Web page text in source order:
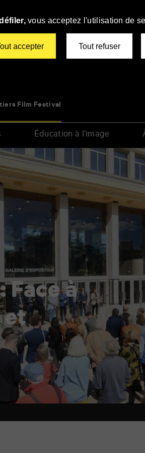
Film Festival
Éducation à l’image
Face à
et
vous acceptez l'utilisation de
accepter Tout refuser